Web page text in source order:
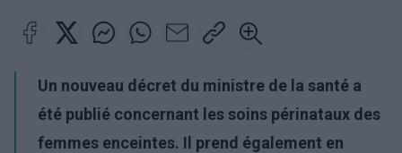
Un nouveau décret du ministre de la santé a
été publié concernant les soins périnataux des
femmes enceintes. Il prend également en